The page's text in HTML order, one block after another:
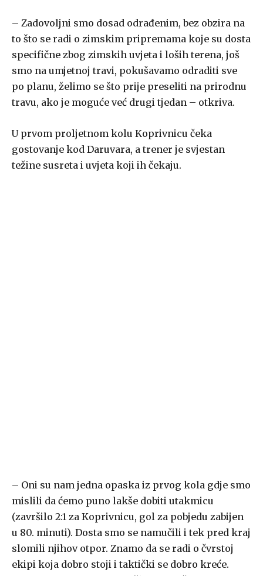
– Zadovoljni smo dosad odrađenim, bez obzira na
to što se radi o zimskim pripremama koje su dosta
specifične zbog zimskih uvjeta i loših terena, još
smo na umjetnoj travi, pokušavamo odraditi sve
po planu, želimo se što prije preseliti na prirodnu
travu, ako je moguće već drugi tjedan – otkriva.
U prvom proljetnom kolu Koprivnicu čeka
gostovanje kod Daruvara, a trener je svjestan
težine susreta i uvjeta koji ih čekaju.
– Oni su nam jedna opaska iz prvog kola gdje smo
mislili da ćemo puno lakše dobiti utakmicu
(završilo 2:1 za Koprivnicu, gol za pobjedu zabijen
u 80. minuti). Dosta smo se namučili i tek pred kraj
slomili njihov otpor. Znamo da se radi o čvrstoj
ekipi koja dobro stoji i taktički se dobro kreće.